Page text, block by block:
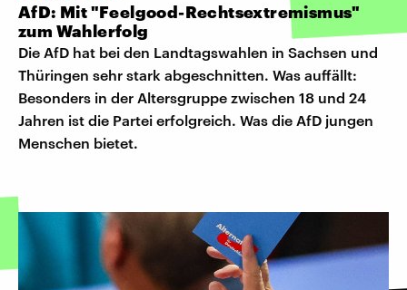
AfD: Mit "Feelgood-Rechtsextremismus"
zum Wahlerfolg
Die AfD hat bei den Landtagswahlen in Sachsen und
Thüringen sehr stark abgeschnitten. Was auffällt:
Besonders in der Altersgruppe zwischen 18 und 24
Jahren ist die Partei erfolgreich. Was die AfD jungen
Menschen bietet.